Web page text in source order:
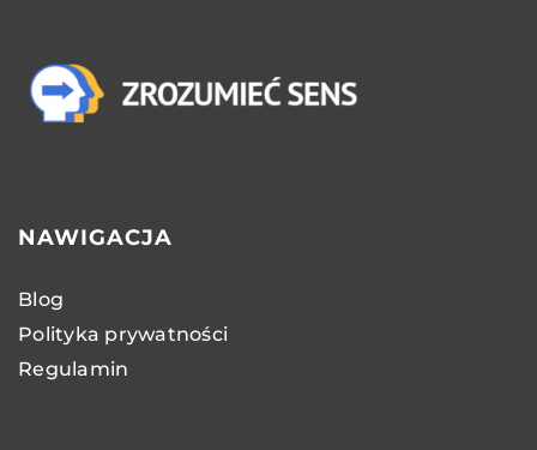
NAWIGACJA
Blog
Polityka prywatności
Regulamin